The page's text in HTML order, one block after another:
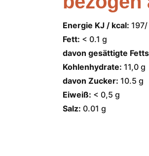
Energie KJ / kcal:
Fett: < 0.1 g
davon gesättigte
Kohlenhydrate: 11,0 g
davon Zucker: 10.5 g
Eiweiß: < 0,5 g
Salz: 0.01 g